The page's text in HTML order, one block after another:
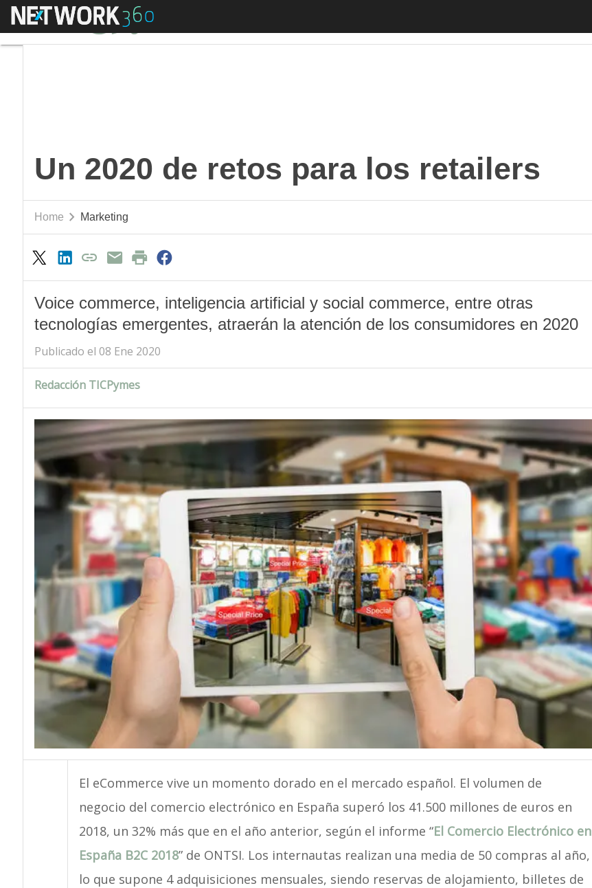
Menú
Un 2020 de retos para los retailers
Home Marketing
Voice commerce, inteligencia artificial y social commerce, entre otras
tecnologías emergentes, atraerán la atención de los consumidores en 2020
Publicado el 08 Ene 2020
Redacción TICPymes
El eCommerce vive un momento dorado en el mercado español. El volumen de
negocio del comercio electrónico en España superó los 41.500 millones de euros en
2018, un 32% más que en el año anterior, según el informe “El Comercio Electrónico en
España B2C 2018” de ONTSI. Los internautas realizan una media de 50 compras al año,
lo que supone 4 adquisiciones mensuales, siendo reservas de alojamiento, billetes de